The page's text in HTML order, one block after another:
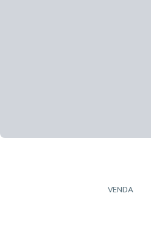
VENDA